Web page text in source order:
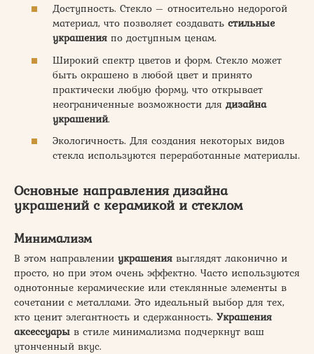
Доступность. Стекло – относительно недорогой
материал, что позволяет создавать стильные
украшения по доступным ценам.
Широкий спектр цветов и форм. Стекло может
быть окрашено в любой цвет и принято
практически любую форму, что открывает
неограниченные возможности для дизайна
украшений.
Экологичность. Для создания некоторых видов
стекла используются переработанные материалы.
Основные направлениядизайна
украшенийс керамикой и стеклом
Минимализм
В этом направлении украшения выглядят лаконично и
просто, но при этом очень эффектно. Часто используются
однотонные керамические или стеклянные элементы в
сочетании с металлами. Это идеальный выбор для тех,
кто ценит элегантность и сдержанность. Украшения
аксессуары в стиле минимализма подчеркнут ваш
утонченный вкус.